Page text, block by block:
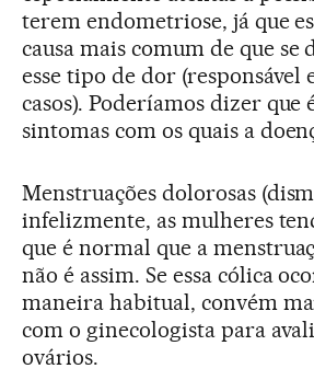
terem endometriose, já que
causa mais comum de que se
esse tipo de dor (responsável
casos). Poderíamos dizer que
sintomas com os quais a
Menstruações dolorosas
infelizmente, as mulheres
que é normal que a
não é assim. Se essa cólica
maneira habitual, convém
com o ginecologista para
ovários.